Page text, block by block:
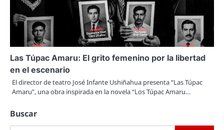
Las Túpac Amaru: El grito femenino por la libertad
en el escenario
El director de teatro José Infante Ushiñahua presenta “Las Túpac
Amaru”, una obra inspirada en la novela “Los Túpac Amaru…
Buscar